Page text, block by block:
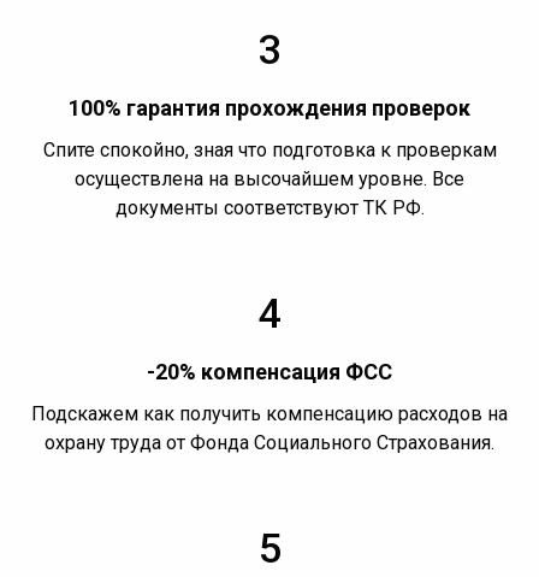
3
100% гарантия прохождения проверок
Спите спокойно, зная что подготовка к проверкам
осуществлена на высочайшем уровне. Все
документы соответствуют ТК РФ.
4
-20% компенсация ФСС
Подскажем как получить компенсацию расходов на
охрану труда от Фонда Социального Страхования.
5